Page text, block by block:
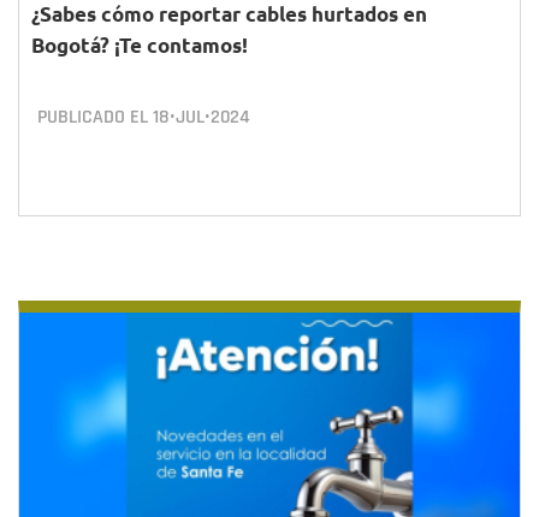
¿Sabes cómo reportar cables hurtados en
Bogotá? ¡Te contamos!
PUBLICADO EL18•JUL•2024